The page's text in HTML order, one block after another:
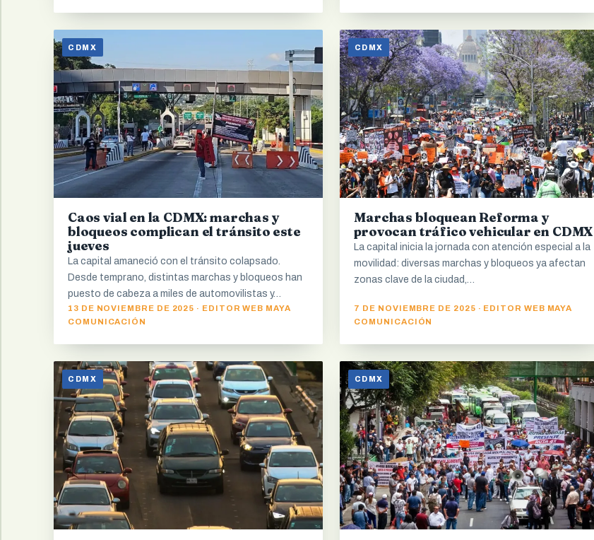
CDMX
Caos vial en la CDMX: marchas y
bloqueos complican el tránsito este
jueves
La capital amaneció con el tránsito colapsado.
Desde temprano, distintas marchas y bloqueos han
puesto de cabeza a miles de automovilistas y…
13 DE NOVIEMBRE DE 2025 · EDITOR WEB MAYA
COMUNICACIÓN
CDMX
Marchas bloquean Reforma y
provocan tráfico vehicular en CDMX
La capital inicia la jornada con atención especial a la
movilidad: diversas marchas y bloqueos ya afectan
zonas clave de la ciudad,…
7 DE NOVIEMBRE DE 2025 · EDITOR WEB MAYA
COMUNICACIÓN
CDMX CDMX